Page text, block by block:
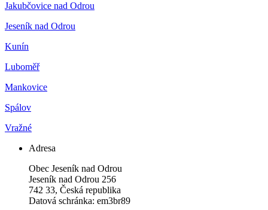
Jakubčovice nad Odrou
Jeseník nad Odrou
Kunín
Luboměř
Mankovice
Spálov
Vražné
Adresa
Obec Jeseník nad Odrou
Jeseník nad Odrou 256
742 33, Česká republika
Datová schránka: em3br89